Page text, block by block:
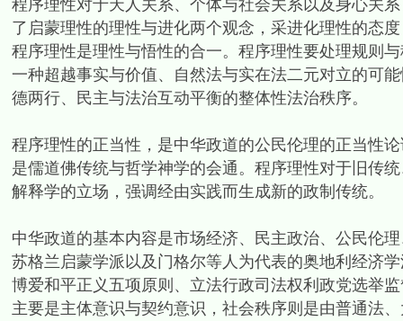
程序理性对于天人关系、个体与社会关系以及身心关
了启蒙理性的理性与进化两个观念，采进化理性的态
程序理性是理性与悟性的合一。程序理性要处理规则
一种超越事实与价值、自然法与实在法二元对立的可
德两行、民主与法治互动平衡的整体性法治秩序。
程序理性的正当性，是中华政道的公民伦理的正当性
是儒道佛传统与哲学神学的会通。程序理性对于旧传
解释学的立场，强调经由实践而生成新的政制传统。
中华政道的基本内容是市场经济、民主政治、公民伦
苏格兰启蒙学派以及门格尔等人为代表的奥地利经济
博爱和平正义五项原则、立法行政司法权利政党选举
主要是主体意识与契约意识，社会秩序则是由普通法